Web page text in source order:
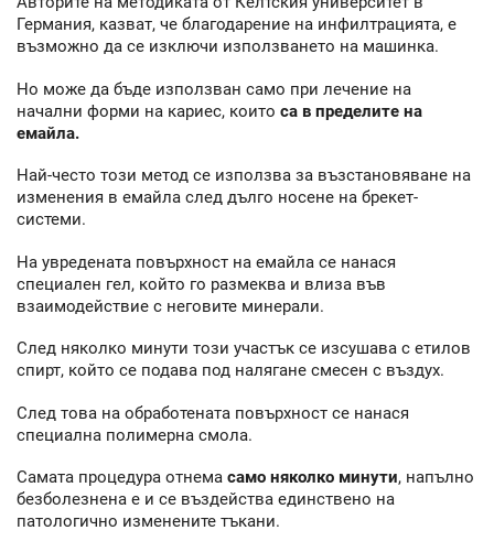
Германия, казват, че благодарение на инфилтрацията, е
възможно да се изключи използването на машинка.
Но може да бъде използван само при лечение на
начални форми на кариес, които са в пределите на
емайла.
Най-често този метод се използва за възстановяване на
изменения в емайла след дълго носене на брекет-
системи.
На увредената повърхност на емайла се нанася
специален гел, който го размеква и влиза във
взаимодействие с неговите минерали.
След няколко минути този участък се изсушава с етилов
спирт, който се подава под налягане смесен с въздух.
След това на обработената повърхност се нанася
специална полимерна смола.
Самата процедура отнема само няколко минути, напълно
безболезнена е и се въздейства единствено на
патологично изменените тъкани.